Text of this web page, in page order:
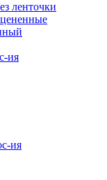
ленточки
ия
ия